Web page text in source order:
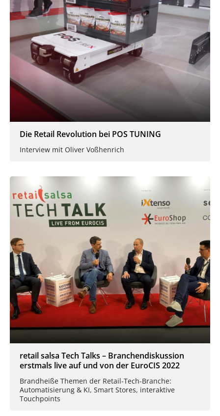
Die Retail Revolution bei POS TUNING
Interview mit Oliver Voßhenrich
retail salsa Tech Talks – Branchendiskussion
erstmals live auf und von der EuroCIS 2022
Brandheiße Themen der Retail-Tech-Branche:
Automatisierung & KI, Smart Stores, interaktive
Touchpoints